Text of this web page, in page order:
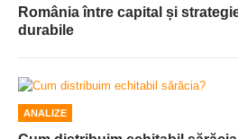
România între capital și
durabile
ANALIZE